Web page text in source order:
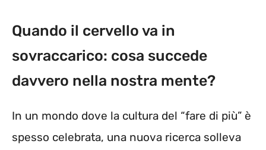
Quando il cervello va in
sovraccarico: cosa succede
davvero nella nostra mente?
In un mondo dove la cultura del “fare di più” è
spesso celebrata, una nuova ricerca solleva